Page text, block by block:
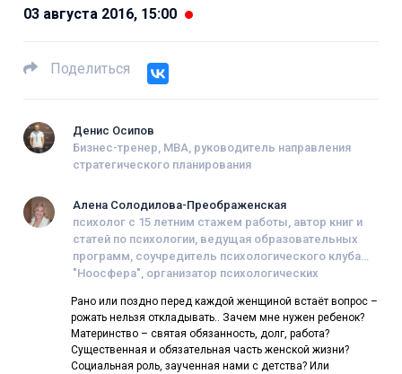
03 августа 2016, 15:00
Поделиться
Денис Осипов
Бизнес-тренер, MBA, руководитель направления
стратегического планирования
Алена Солодилова-Преображенская
психолог с 15 летним стажем работы, автор книг и
статей по психологии, ведущая образовательных
программ, соучредитель психологического клуба
"Ноосфера", организатор психологических
психотерапевтов и тренеров.
Рано или поздно перед каждой женщиной встаёт вопрос –
рожать нельзя откладывать.. Зачем мне нужен ребенок?
Материнство – святая обязанность, долг, работа?
Существенная и обязательная часть женской жизни?
Социальная роль, заученная нами с детства? Или